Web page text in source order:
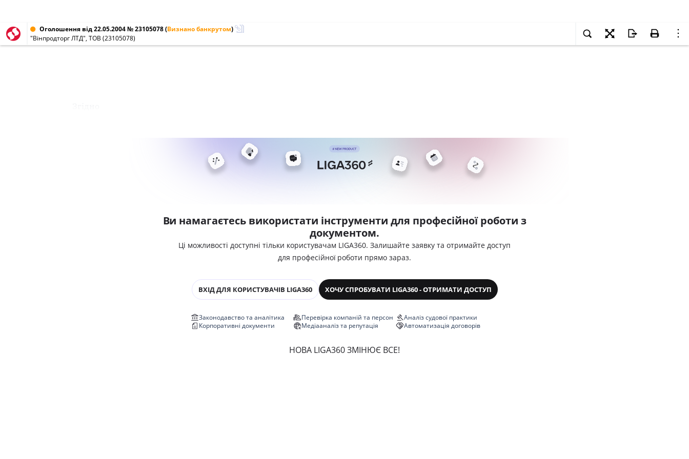
Оголошення від 22.05.2004 № 23105078(Визнано банкрутом)
"Вінпродторг ЛТД", ТОВ (23105078)
Ви намагаєтесь використати інструменти для професійної роботи з
документом.
Ці можливості доступні тільки користувачам LIGA360. Залишайте заявку та отримайте доступ
для професійної роботи прямо зараз.
ВХІД ДЛЯ КОРИСТУВАЧІВ LIGA360 ХОЧУ СПРОБУВАТИ LIGA360 - ОТРИМАТИ ДОСТУП
Законодавство та аналітика
Корпоративні документи
Перевірка компаній та персон
Медіааналіз та репутація
Аналіз судової практики
Автоматизація договорів
НОВА LIGA360 ЗМІНЮЄ ВСЕ!